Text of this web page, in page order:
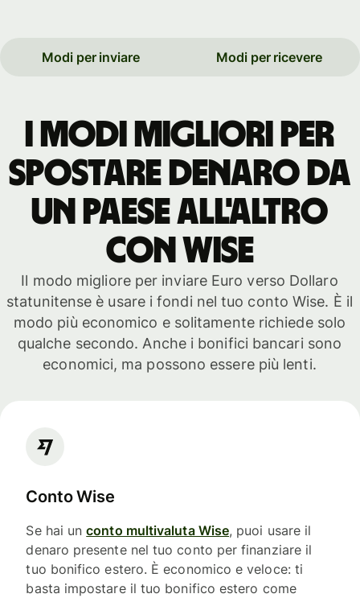
Modi per inviare Modi per ricevere
I modi migliori per
spostare denaro da
un paese all'altro
con WISE
Il modo migliore per inviare Euro verso Dollaro
statunitense è usare i fondi nel tuo conto Wise. È il
modo più economico e solitamente richiede solo
qualche secondo. Anche i bonifici bancari sono
economici, ma possono essere più lenti.
Conto Wise
Se hai unconto multivaluta Wise, puoi usare il
denaro presente nel tuo conto per finanziare il
tuo bonifico estero. È economico e veloce: ti
basta impostare il tuo bonifico estero come